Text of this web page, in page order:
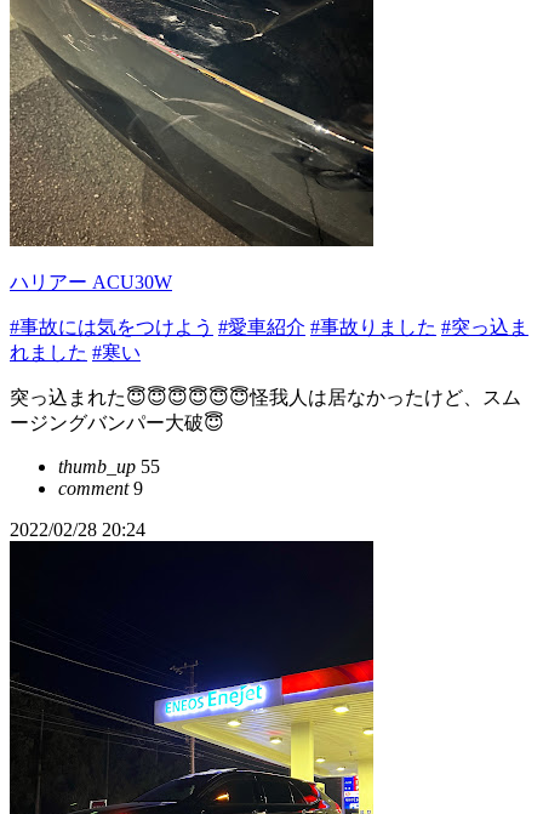
ハリアー ACU30W
#事故には気をつけよう #愛車紹介 #事故りました #突っ込ま
れました #寒い
突っ込まれた😇😇😇😇😇😇怪我人は居なかったけど、スム
ージングバンパー大破😇
thumb_up 55
comment9
2022/02/28 20:24